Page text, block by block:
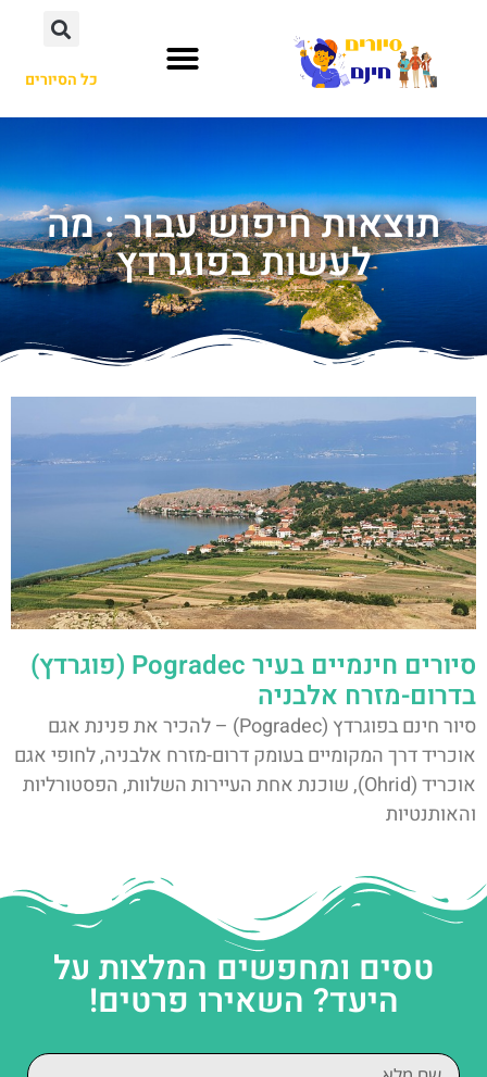
כל הסיורים
תוצאות חיפוש עבור : מה
לעשות בפוגרדץ
סיורים חינמיים בעיר Pogradec (פוגרדץ)
בדרום-מזרח אלבניה
סיור חינם בפוגרדץ (Pogradec) – להכיר את פנינת אגם
אוכריד דרך המקומיים בעומק דרום-מזרח אלבניה, לחופי אגם
אוכריד (Ohrid), שוכנת אחת העיירות השלוות, הפסטורליות
והאותנטיות
טסים ומחפשים המלצות על
היעד? השאירו פרטים!